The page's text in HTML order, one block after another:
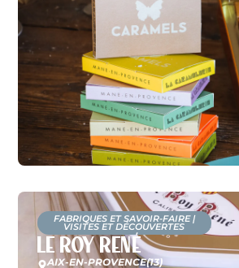
FABRIQUES ET SAVOIR-FAIRE|
VISITES ET DÉCOUVERTES
Le Roy René
AIX-EN-PROVENCE(13)